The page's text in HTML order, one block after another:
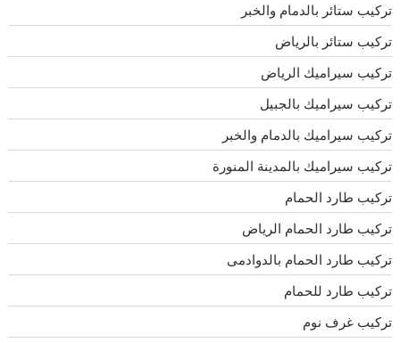
تركيب ستائر بالدمام والخبر
تركيب ستائر بالرياض
تركيب سيراميك الرياض
تركيب سيراميك بالجبيل
تركيب سيراميك بالدمام والخبر
تركيب سيراميك بالمدينة المنورة
تركيب طارد الحمام
تركيب طارد الحمام الرياض
تركيب طارد الحمام بالدوادمى
تركيب طارد للحمام
تركيب غرف نوم